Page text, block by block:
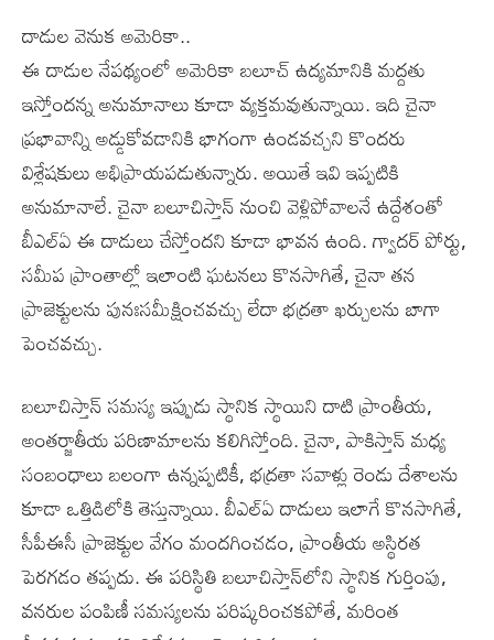
దాడుల వెనుక అమెరికా..
ఈ దాడుల నేపథ్యంలో అమెరికా బలూచ్‌ ఉద్యమానికి మద్దతు
ఇస్తోందన్న అనుమానాలు కూడా వ్యక్తమవుతున్నాయి. ఇది చైనా
ప్రభావాన్ని అడ్డుకోవడానికి భాగంగా ఉండవచ్చని కొందరు
విశ్లేషకులు అభిప్రాయపడుతున్నారు. అయితే ఇవి ఇప్పటికి
అనుమానాలే. చైనా బలూచిస్తాన్‌ నుంచి వెళ్లిపోవాలనే ఉద్దేశంతో
బీఎల్‌ఏ ఈ దాడులు చేస్తోందని కూడా భావన ఉంది. గ్వాదర్‌ పోర్టు,
సమీప ప్రాంతాల్లో ఇలాంటి ఘటనలు కొనసాగితే, చైనా తన
ప్రాజెక్టులను పునఃసమీక్షించవచ్చు లేదా భద్రతా ఖర్చులను బాగా
పెంచవచ్చు.
బలూచిస్తాన్‌ సమస్య ఇప్పుడు స్థానిక స్థాయిని దాటి ప్రాంతీయ,
అంతర్జాతీయ పరిణామాలను కలిగిస్తోంది. చైనా, పాకిస్తాన్‌ మధ్య
సంబంధాలు బలంగా ఉన్నప్పటికీ, భద్రతా సవాళ్లు రెండు దేశాలను
కూడా ఒత్తిడిలోకి తెస్తున్నాయి. బీఎల్‌ఏ దాడులు ఇలాగే కొనసాగితే,
సీపీఈసీ ప్రాజెక్టుల వేగం మందగించడం, ప్రాంతీయ అస్థిరత
పెరగడం తప్పదు. ఈ పరిస్థితి బలూచిస్తాన్‌లోని స్థానిక గుర్తింపు,
వనరుల పంపిణీ సమస్యలను పరిష్కరించకపోతే, మరింత